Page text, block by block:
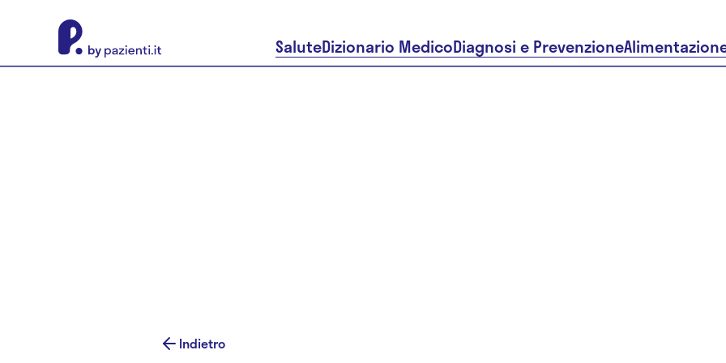
SaluteDizionario MedicoDiagnosi e Prevenzione
Indietro